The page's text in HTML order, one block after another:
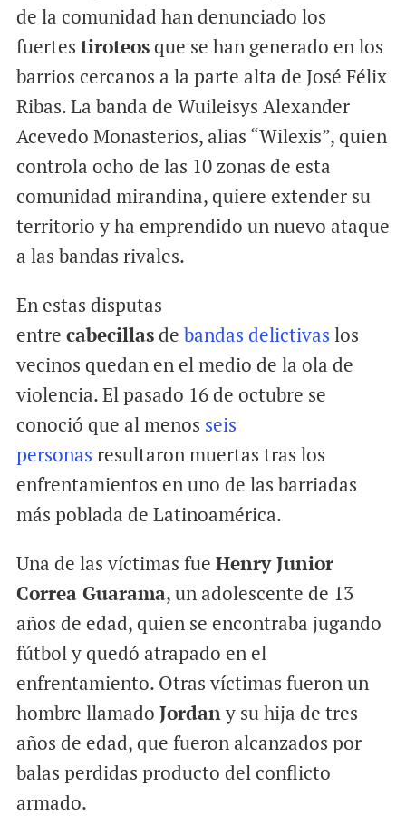
de la comunidad han denunciado los
fuertes tiroteosque se han generado en los
barrios cercanos a la parte alta de José Félix
Ribas. La banda de Wuileisys Alexander
Acevedo Monasterios, alias “Wilexis”, quien
controla ocho de las 10 zonas de esta
comunidad mirandina, quiere extender su
territorio y ha emprendido un nuevo ataque
a las bandas rivales.
En estas disputas
entre cabecillasde bandas delictivas los
vecinos quedan en el medio de la ola de
violencia. El pasado 16 de octubre se
conoció que al menos seis
personas resultaron muertas tras los
enfrentamientos en uno de las barriadas
más poblada de Latinoamérica.
Una de las víctimas fue Henry Junior
Correa Guarama, un adolescente de 13
años de edad, quien se encontraba jugando
fútbol y quedó atrapado en el
enfrentamiento. Otras víctimas fueron un
hombre llamado Jordany su hija de tres
años de edad, que fueron alcanzados por
balas perdidas producto del conflicto
armado.